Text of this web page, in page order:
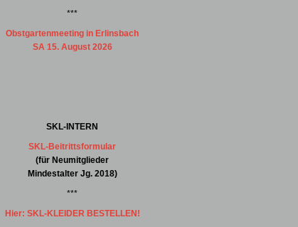
***
Obstgartenmeeting in Erlinsbach
SA 15. August 2026
SKL-INTERN
SKL-Beitrittsformular
(für Neumitglieder
Mindestalter Jg. 2018)
***
Hier: SKL-KLEIDER BESTELLEN!